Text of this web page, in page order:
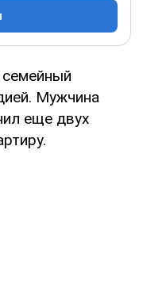
Мужчина
еще двух